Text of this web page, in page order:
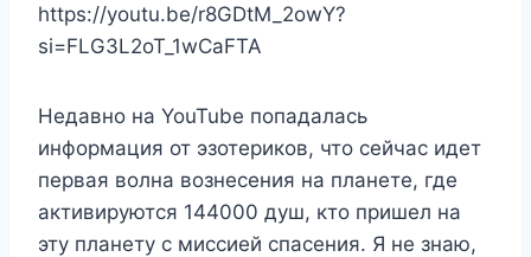
https://youtu.be/r8GDtM_2owY?
si=FLG3L2oT_1wCaFTA
Недавно на YouTube попадалась
информация от эзотериков, что сейчас идет
первая волна вознесения на планете, где
активируются 144000 душ, кто пришел на
эту планету с миссией спасения. Я не знаю,